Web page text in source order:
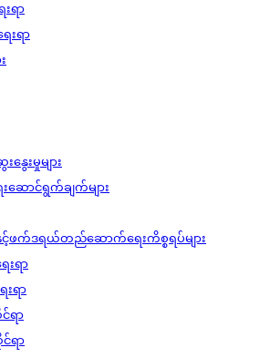
းရာ
းရာ
နွေးမှုများ
ေးဆောင်ရွက်ချက်များ
ဖက်ဒရယ်တည်ဆောက်‌ရေးကိစ္စရပ်များ
းရာ
ရာ
ရာ
ရာ